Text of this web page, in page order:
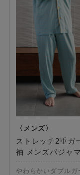
ストレッチ2重ガ
袖 メンズパジャマ
やわらかいダブル